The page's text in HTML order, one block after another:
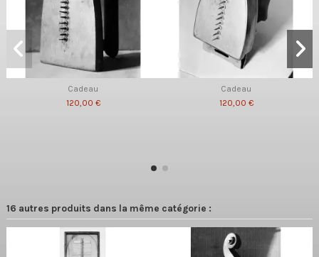
Cadeau
120,00 €
Cadeau
120,00 €
16 autres produits dans la même catégorie :